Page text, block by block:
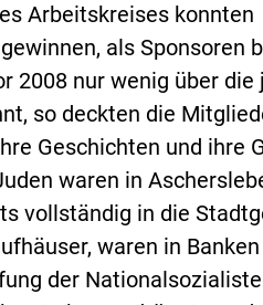
Arbeitskreises konnten
als Sponsoren
2008 nur wenig über die
so deckten die
Geschichten und ihre
waren in
vollständig in die
waren in
der